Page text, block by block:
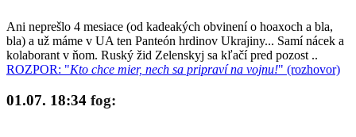
Ani neprešlo 4 mesiace (od kadeakých obvinení o hoaxoch a bla,
bla) a už máme v UA ten Panteón hrdinov Ukrajiny... Samí nácek a
kolaborant v ňom. Ruský žid Zelenskyj sa kľačí pred pozost ..
ROZPOR: "Kto chce mier, nech sa pripraví na vojnu!" (rozhovor)
01.07. 18:34 fog: